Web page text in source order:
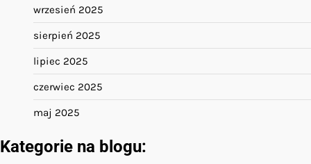
wrzesień 2025
sierpień 2025
lipiec 2025
czerwiec 2025
maj 2025
Kategorie na blogu: